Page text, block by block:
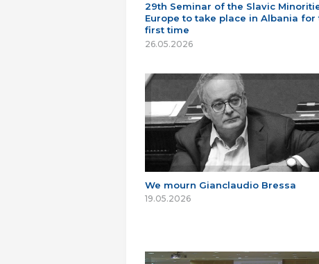
29th Seminar of the Slavic
Europe to take place in Albania for
first time
26.05.2026
We mourn Gianclaudio Bressa
19.05.2026